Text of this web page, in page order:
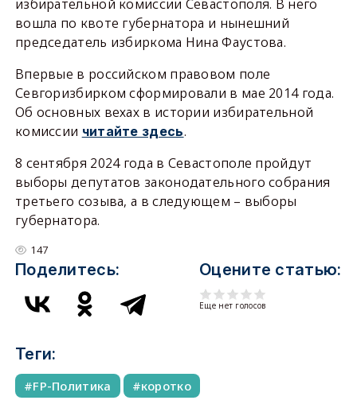
избирательной комиссии Севастополя. В него
вошла по квоте губернатора и нынешний
председатель избиркома Нина Фаустова.
Впервые в российском правовом поле
Севгоризбирком сформировали в мае 2014 года.
Об основных вехах в истории избирательной
комиссии читайте здесь.
8 сентября 2024 года в Севастополе пройдут
выборы депутатов законодательного собрания
третьего созыва, а в следующем – выборы
губернатора.
147
Поделитесь: Оцените статью:
Еще нет голосов
Теги:
FP-Политика коротко